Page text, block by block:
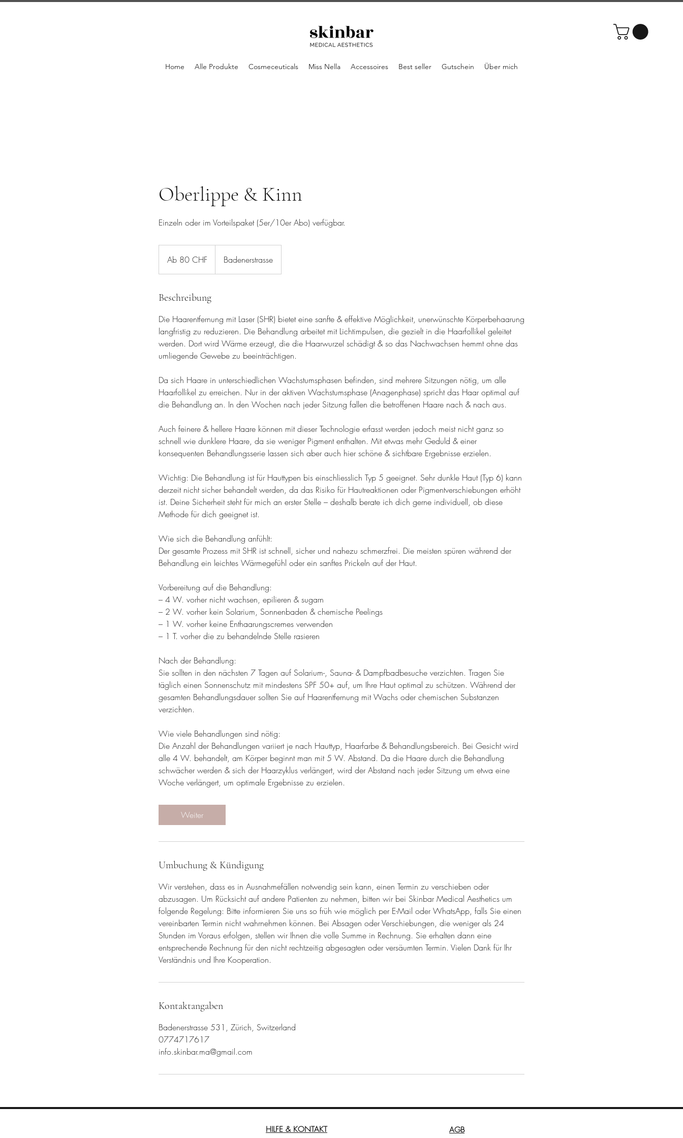
Home Alle Produkte Cosmeceuticals Miss Nella Accessoires Best seller Gutschein Über mich
Oberlippe & Kinn
Einzeln oder im Vorteilspaket (5er/10er Abo) verfügbar.
Schweizer
Ab 80 CHF Badenerstrasse
Beschreibung
Die Haarentfernung mit Laser (SHR) bietet eine sanfte & effektive Möglichkeit, unerwünschte Körperbehaarung
langfristig zu reduzieren. Die Behandlung arbeitet mit Lichtimpulsen, die gezielt in die Haarfollikel geleitet
werden. Dort wird Wärme erzeugt, die die Haarwurzel schädigt & so das Nachwachsen hemmt ohne das
umliegende Gewebe zu beeinträchtigen.
Da sich Haare in unterschiedlichen Wachstumsphasen befinden, sind mehrere Sitzungen nötig, um alle
Haarfollikel zu erreichen. Nur in der aktiven Wachstumsphase (Anagenphase) spricht das Haar optimal auf
die Behandlung an. In den Wochen nach jeder Sitzung fallen die betroffenen Haare nach & nach aus.
Auch feinere & hellere Haare können mit dieser Technologie erfasst werden jedoch meist nicht ganz so
schnell wie dunklere Haare, da sie weniger Pigment enthalten. Mit etwas mehr Geduld & einer
konsequenten Behandlungsserie lassen sich aber auch hier schöne & sichtbare Ergebnisse erzielen.
Wichtig: Die Behandlung ist für Hauttypen bis einschliesslich Typ 5 geeignet. Sehr dunkle Haut (Typ 6) kann
derzeit nicht sicher behandelt werden, da das Risiko für Hautreaktionen oder Pigmentverschiebungen erhöht
ist. Deine Sicherheit steht für mich an erster Stelle – deshalb berate ich dich gerne individuell, ob diese
Methode für dich geeignet ist.
Wie sich die Behandlung anfühlt:
Der gesamte Prozess mit SHR ist schnell, sicher und nahezu schmerzfrei. Die meisten spüren während der
Behandlung ein leichtes Wärmegefühl oder ein sanftes Prickeln auf der Haut.
Vorbereitung auf die Behandlung:
– 4 W. vorher nicht wachsen, epilieren & sugarn
– 2 W. vorher kein Solarium, Sonnenbaden & chemische Peelings
– 1 W. vorher keine Enthaarungscremes verwenden
– 1 T. vorher die zu behandelnde Stelle rasieren
Nach der Behandlung:
Sie sollten in den nächsten 7 Tagen auf Solarium-, Sauna- & Dampfbadbesuche verzichten. Tragen Sie
täglich einen Sonnenschutz mit mindestens SPF 50+ auf, um Ihre Haut optimal zu schützen. Während der
gesamten Behandlungsdauer sollten Sie auf Haarentfernung mit Wachs oder chemischen Substanzen
verzichten.
Wie viele Behandlungen sind nötig:
Die Anzahl der Behandlungen variiert je nach Hauttyp, Haarfarbe & Behandlungsbereich. Bei Gesicht wird
alle 4 W. behandelt, am Körper beginnt man mit 5 W. Abstand. Da die Haare durch die Behandlung
schwächer werden & sich der Haarzyklus verlängert, wird der Abstand nach jeder Sitzung um etwa eine
Woche verlängert, um optimale Ergebnisse zu erzielen.
Weiter
Umbuchung & Kündigung
Wir verstehen, dass es in Ausnahmefällen notwendig sein kann, einen Termin zu verschieben oder
abzusagen. Um Rücksicht auf andere Patienten zu nehmen, bitten wir bei Skinbar Medical Aesthetics um
folgende Regelung: Bitte informieren Sie uns so früh wie möglich per E-Mail oder WhatsApp, falls Sie einen
vereinbarten Termin nicht wahrnehmen können. Bei Absagen oder Verschiebungen, die weniger als 24
Stunden im Voraus erfolgen, stellen wir Ihnen die volle Summe in Rechnung. Sie erhalten dann eine
entsprechende Rechnung für den nicht rechtzeitig abgesagten oder versäumten Termin. Vielen Dank für Ihr
Verständnis und Ihre Kooperation.
Kontaktangaben
Badenerstrasse 531, Zürich, Switzerland
0774717617
info.skinbar.ma@gmail.com
HILFE & KONTAKT AGB